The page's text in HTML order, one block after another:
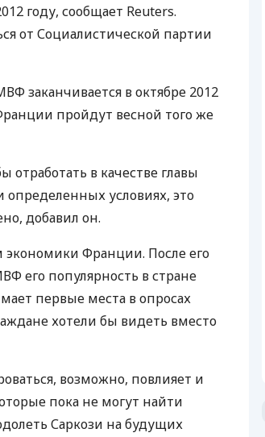
КЕШБЭКА
БАНКОВСКИМ КАРТАМ
году, сообщает Reuters.
от Социалистической партии
заканчивается в октябре 2012
пройдут весной того же
отработать в качестве главы
определенных условиях, это
добавил он.
Франции. После его
его популярность в стране
первые места в опросах
хотели бы видеть вместо
возможно, повлияет и
пока не могут найти
Саркози на будущих